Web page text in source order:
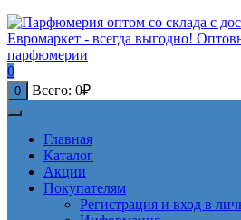
0
0 Всего: 0₽
Главная
Каталог
Акции
Покупателям
Регистрация и вход в